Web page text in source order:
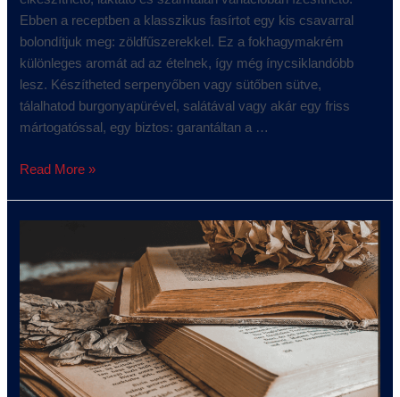
Ebben a receptben a klasszikus fasírtot egy kis csavarral
bolondítjuk meg: zöldfűszerekkel. Ez a fokhagymakrém
különleges aromát ad az ételnek, így még ínycsiklandóbb
lesz. Készítheted serpenyőben vagy sütőben sütve,
tálalhatod burgonyapürével, salátával vagy akár egy friss
mártogatóssal, egy biztos: garantáltan a …
Read More »